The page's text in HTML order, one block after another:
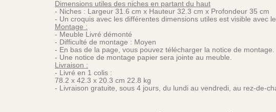
Dimensions utiles des niches en partant du haut
- Niches : Largeur 31.6 cm x Hauteur 32.3 cm x Profondeur 35 cm
- Un croquis avec les différentes dimensions utiles est visible avec
Montage :
- Meuble Livré démonté
- Difficulté de montage : Moyen
- En bas de la page, vous pouvez télécharger la notice de montage.
- Une notice de montage papier sera jointe au meuble.
Livraison :
- Livré en 1 colis :
78.2 x 42.3 x 20.3 cm 22.8 kg
- Livraison gratuite, sous 4 jours, du lundi au vendredi, au rez-de-